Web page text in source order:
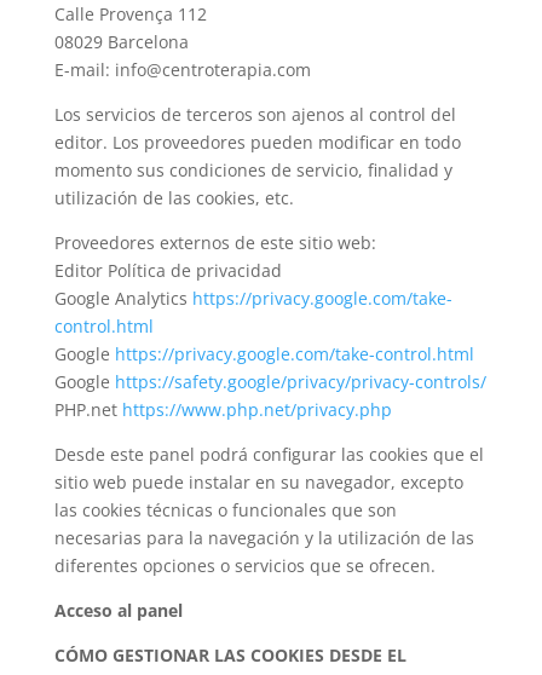
Calle Provença 112
08029 Barcelona
E-mail: info@centroterapia.com
Los servicios de terceros son ajenos al control del
editor. Los proveedores pueden modificar en todo
momento sus condiciones de servicio, finalidad y
utilización de las cookies, etc.
Proveedores externos de este sitio web:
Editor Política de privacidad
Google Analytics https://privacy.google.com/take-
control.html
Google https://privacy.google.com/take-control.html
Google https://safety.google/privacy/privacy-controls/
PHP.net https://www.php.net/privacy.php
Desde este panel podrá configurar las cookies que el
sitio web puede instalar en su navegador, excepto
las cookies técnicas o funcionales que son
necesarias para la navegación y la utilización de las
diferentes opciones o servicios que se ofrecen.
Acceso al panel
CÓMO GESTIONAR LAS COOKIES DESDE EL